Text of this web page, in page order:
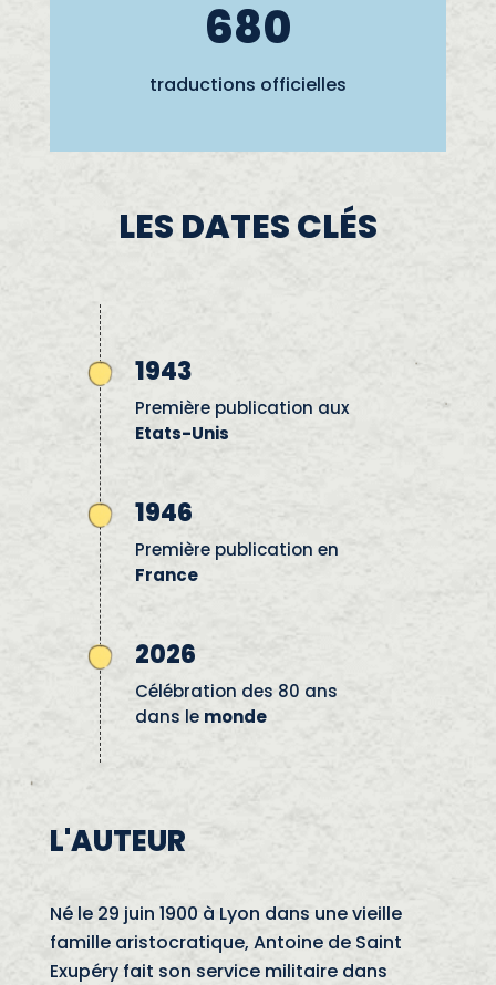
680
traductions officielles
LES DATES CLÉS
1943
Première publication aux
Etats-Unis
1946
Première publication en
France
2026
Célébration des 80 ans
dans le monde
L'AUTEUR
Né le 29 juin 1900 à Lyon dans une vieille
famille aristocratique, Antoine de Saint
Exupéry fait son service militaire dans